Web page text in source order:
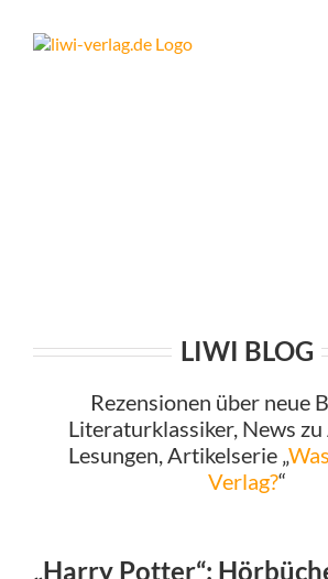
content
LIWI BLOG
Rezensionen über neue
Literaturklassiker, News
Lesungen, Artikelserie „
Verlag?“
„Harry Potter“: